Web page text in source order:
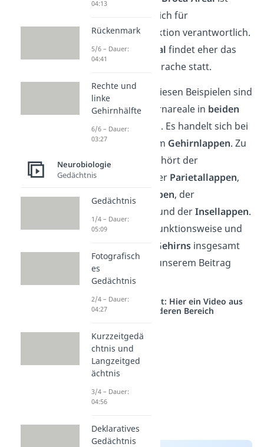
dabei hauptsächlich für
die Sprachproduktion verantwortlich.
ImWernicke-Areal findet eher das
Verstehen von Sprache statt.
Abgesehen von diesen Beispielen sind
die meisten Gehirnareale in beiden
Hälftenzu finden. Es handelt sich bei
diesen Arealen um Gehirnlappen. Zu
diesen Lappen gehört der
Frontallappen
, der Parietallappen,
Temporallappen, der
und derInsellappen.
Mehr über ihre Funktionsweise und
Gehirnsinsgesamt
zeigen wir dir in unserem Beitrag
über dasGehirn
Studyflix vernetzt: Hier ein Video aus
einem anderen Bereich
04:13
Rückenmark
5/6 – Dauer:
04:41
Rechte und
linke
Gehirnhälfte
6/6 – Dauer:
03:27
Neurobiologie
Gedächtnis
Gedächtnis
1/4 – Dauer:
05:09
Fotografisch
es
Gedächtnis
2/4 – Dauer:
04:27
Kurzzeitgedä
chtnis und
Langzeitged
ächtnis
3/4 – Dauer:
04:56
Deklaratives
Gedächtnis